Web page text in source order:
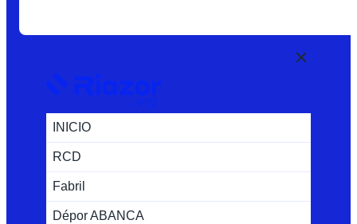
INICIO
RCD
Fabril
Dépor ABANCA